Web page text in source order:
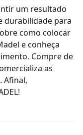
um resultado
durabilidade para
como colocar
e conheça
Compre de
as
Afinal,